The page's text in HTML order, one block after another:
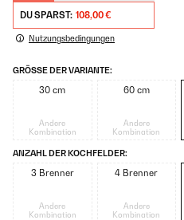
DU SPARST: 108,00 €
Nutzungsbedingungen
GRÖSSE DER VARIANTE:
30 cm
Andere
Kombination
60 cm
Andere
Kombination
ANZAHL DER KOCHFELDER:
3 Brenner
Andere
Kombination
4 Brenner
Andere
Kombination